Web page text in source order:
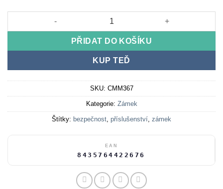
Zámek na pouta EWLK020 množství
PŘIDAT DO KOŠÍKU
KUP TEĎ
SKU: CMM367
Kategorie: Zámek
Štítky: bezpečnost, příslušenství, zámek
EAN
8435764422676